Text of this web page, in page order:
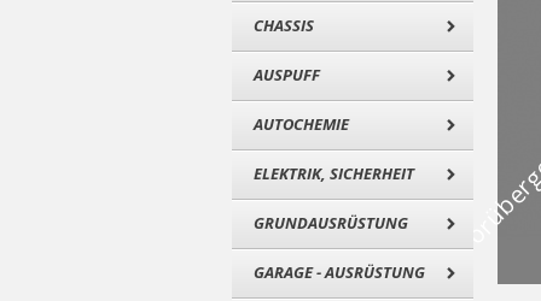
CHASSIS
AUSPUFF
AUTOCHEMIE
ELEKTRIK, SICHERHEIT
GRUNDAUSRÜSTUNG
GARAGE - AUSRÜSTUNG